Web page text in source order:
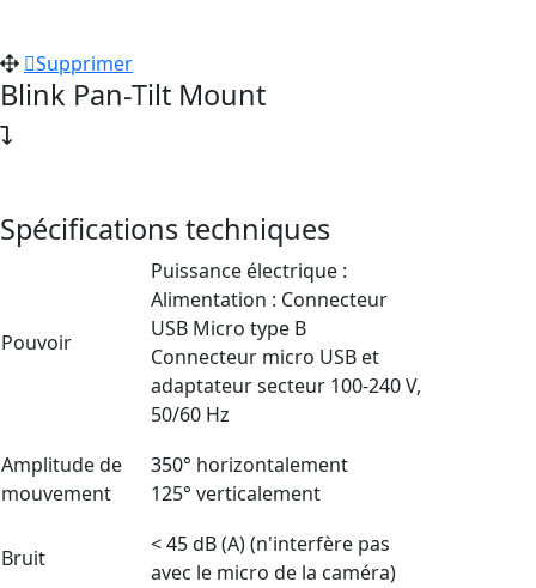
Supprimer
Blink Pan-Tilt Mount
Spécifications techniques
Pouvoir
Puissance électrique :
Alimentation : Connecteur
USB Micro type B
Connecteur micro USB et
adaptateur secteur 100-240 V,
50/60 Hz
Amplitude de
mouvement
350° horizontalement
125° verticalement
Bruit
< 45 dB (A) (n'interfère pas
avec le micro de la caméra)